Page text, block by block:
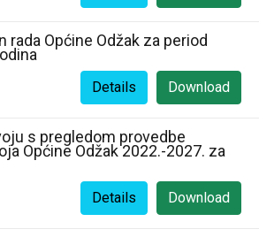
rada Općine Odžak za period
Download
Details
s pregledom provedbe
Općine Odžak 2022.-2027. za
Download
Details